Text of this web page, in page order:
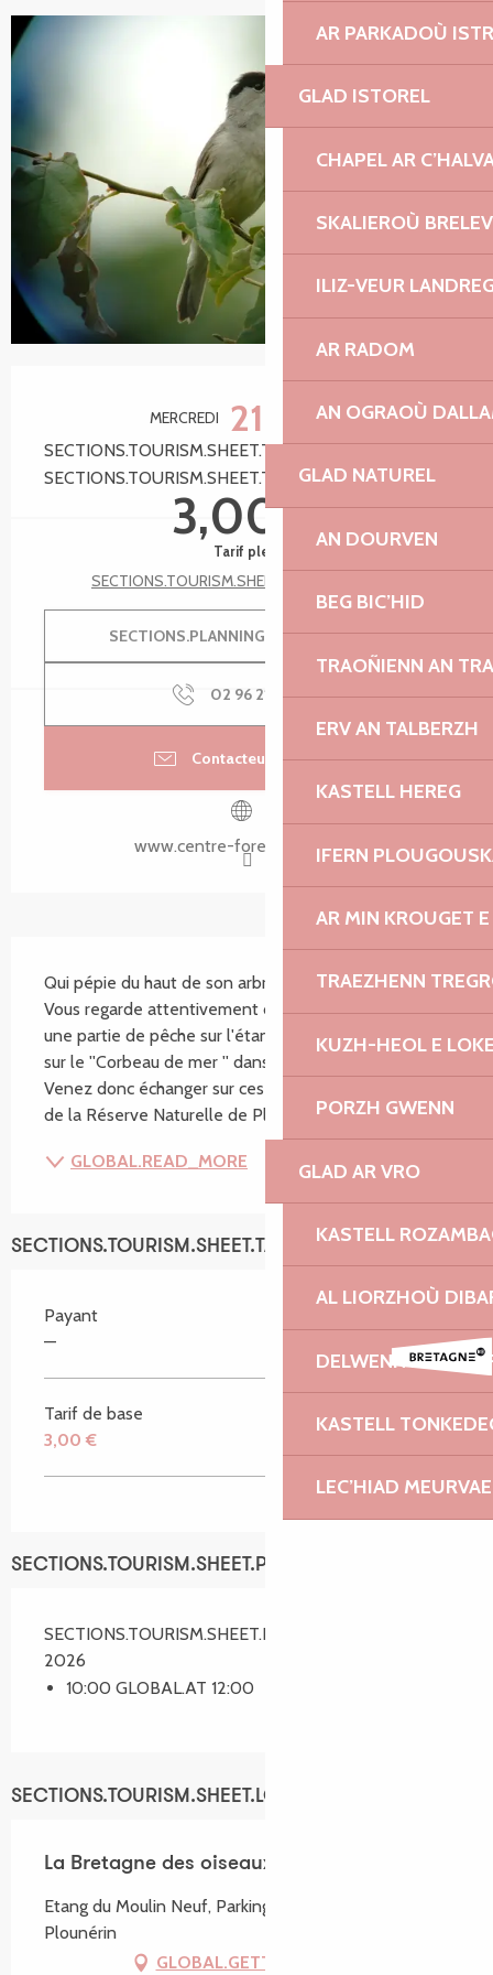
AR PARKADOÙ ISTR
GLAD ISTOREL
CHAPEL AR
SKALIEROÙ
ILIZ-VEUR
AR RADOM
AN OGRAOÙ
GLAD NATUREL
AN DOURVEN
BEG BIC’HID
TRAOÑIENN AN
ERV AN TALBERZH
KASTELL HEREG
IFERN
AR MIN KROUGET
TRAEZHENN
KUZH-HEOL E
PORZH GWENN
GLAD AR VRO
KASTELL
AL LIORZHOÙ
DELWENN ERNEST
KASTELL
LEC’HIAD
MERCREDI 21 OCTOBRE
SECTIONS.TOURISM.SHEET.TARIFFS.FROM 10:00
SECTIONS.TOURISM.SHEET.TARIFFS.TO 12:00
3,00 €
Tarif plein
SECTIONS.TOURISM.SHEET.TARIFFS.SEE_ALL
SECTIONS.PLANNING.MENU.ORDER
02 96 21 60▒▒
Contacteur par email
www.centre-foretbocage.bzh
SECTIONS.TOURISM.SHEET.DESCRIPTION
Qui pépie du haut de son arbre à votre passage ?
Vous regarde attentivement depuis la roselière ? Fait
une partie de pêche sur l'étang ? Que raconte-t-on
sur le ''Corbeau de mer '' dans les légendes locales ?
Venez donc échanger sur ces sujets dans le joli cadre
de la Réserve Naturelle de Plounérin...
GLOBAL.READ_MORE
SECTIONS.TOURISM.SHEET.TARIFFS.TARIFFS
Payant
—
Tarif de base
3,00 €
SECTIONS.TOURISM.SHEET.PERIODS.SCHEDULES
SECTIONS.TOURISM.SHEET.PERIODS.ON 21 octobre
2026
10:00 GLOBAL.AT 12:00
SECTIONS.TOURISM.SHEET.LOCATION
La Bretagne des oiseaux
Etang du Moulin Neuf, Parking de Kerliziri, 22780
Plounérin
GLOBAL.GETTING_THERE